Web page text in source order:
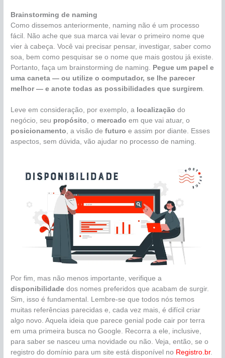
Brainstorming de naming
Como dissemos anteriormente, naming não é um processo
fácil. Não ache que sua marca vai levar o primeiro nome que
vier à cabeça. Você vai precisar pensar, investigar, saber como
soa, bem como pesquisar se o nome que mais gostou já existe.
Portanto, faça um brainstorming de naming. Pegue um papel e
uma caneta — ou utilize o computador, se lhe parecer
melhor — e anote todas as possibilidades que surgirem
Leve em consideração, por exemplo, a localização do
negócio, seu propósito, o mercado em que vai atuar, o
posicionamento, a visão defuturo e assim por diante. Esses
aspectos, sem dúvida, vão ajudar no processo de naming.
Por fim, mas não menos importante, verifique a
disponibilidade dos nomes preferidos que acabam de surgir.
Sim, isso é fundamental. Lembre-se que todos nós temos
muitas referências parecidas e, cada vez mais, é difícil criar
algo novo. Aquela ideia que parece genial pode cair por terra
em uma primeira busca no Google. Recorra a ele, inclusive,
para saber se nasceu uma novidade ou não. Veja, então, se o
registro do domínio para um site está disponível no Registro.br.